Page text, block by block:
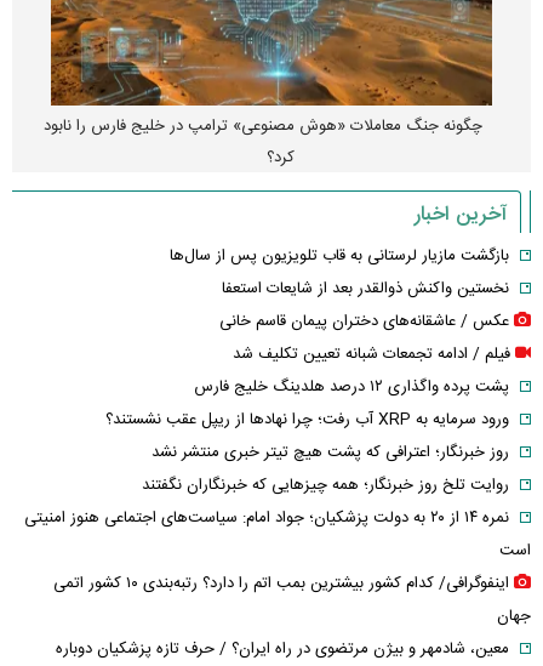
چگونه جنگ معاملات «هوش مصنوعی» ترامپ در خلیج فارس را نابود
کرد؟
آخرین اخبار
بازگشت مازیار لرستانی به قاب تلویزیون پس از سال‌ها
نخستین واکنش ذوالقدر بعد از شایعات استعفا
عکس / عاشقانه‌های دختران پیمان قاسم خانی
فیلم / ادامه تجمعات شبانه تعیین تکلیف شد
پشت پرده واگذاری ۱۲ درصد هلدینگ خلیج فارس
ورود سرمایه به XRP آب رفت؛ چرا نهادها از ریپل عقب نشستند؟
روز خبرنگار؛ اعترافی که پشت هیچ تیتر خبری منتشر نشد
روایت تلخ روز خبرنگار؛ همه چیزهایی که خبرنگاران نگفتند
نمره ۱۴ از ۲۰ به دولت پزشکیان؛ جواد امام: سیاست‌های اجتماعی هنوز امنیتی
است
اینفوگرافی/ کدام کشور بیشترین بمب اتم را دارد؟ رتبه‌بندی ۱۰ کشور اتمی
جهان
معین، شادمهر و بیژن مرتضوی در راه ایران؟ / حرف تازه پزشکیان دوباره